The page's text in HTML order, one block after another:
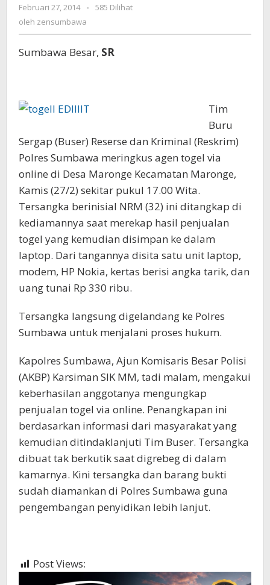
Februari 27, 2014
oleh
-
585 Dilihat
oleh zensumbawa
Sumbawa Besar, SR
Tim
Buru
Sergap (Buser) Reserse dan Kriminal (Reskrim)
Polres Sumbawa meringkus agen togel via
online di Desa Maronge Kecamatan Maronge,
Kamis (27/2) sekitar pukul 17.00 Wita.
Tersangka berinisial NRM (32) ini ditangkap di
kediamannya saat merekap hasil penjualan
togel yang kemudian disimpan ke dalam
laptop. Dari tangannya disita satu unit laptop,
modem, HP Nokia, kertas berisi angka tarik, dan
uang tunai Rp 330 ribu.
Tersangka langsung digelandang ke Polres
Sumbawa untuk menjalani proses hukum.
Kapolres Sumbawa, Ajun Komisaris Besar Polisi
(AKBP) Karsiman SIK MM, tadi malam, mengakui
keberhasilan anggotanya mengungkap
penjualan togel via online. Penangkapan ini
berdasarkan informasi dari masyarakat yang
kemudian ditindaklanjuti Tim Buser. Tersangka
dibuat tak berkutik saat digrebeg di dalam
kamarnya. Kini tersangka dan barang bukti
sudah diamankan di Polres Sumbawa guna
pengembangan penyidikan lebih lanjut.
Post Views: